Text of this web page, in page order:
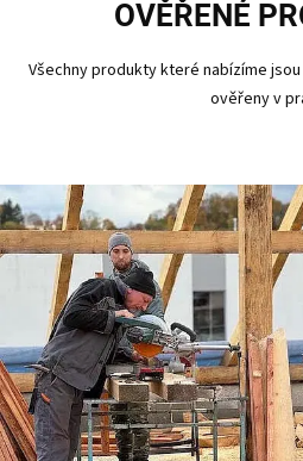
OVĚŘENÉ
Všechny produkty které nabízíme
ověřeny v